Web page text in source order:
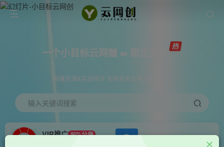
一个小目标云网赚 ∞ 稳定更新
网赚资源&实战项目 全网首发全年365天更新
输入关键词搜索
VIP推广 80%分佣